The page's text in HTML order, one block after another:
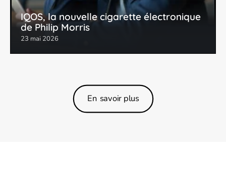
IQOS, la nouvelle cigarette électronique
de Philip Morris
23 mai 2026
En savoir plus